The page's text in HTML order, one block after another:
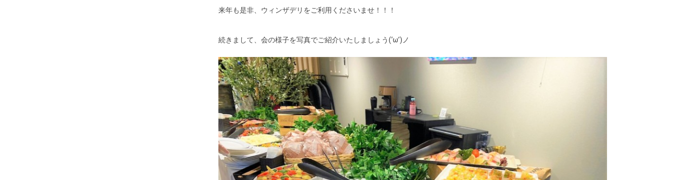
来年も是非、ウィンザデリをご利用くださいませ！！！
続きまして、会の様子を写真でご紹介いたしましょう(‘ω’)ノ